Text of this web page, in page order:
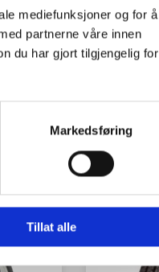
mediefunksjoner og for å
partnerne våre innen
du har gjort tilgjengelig for
Markedsføring
Tillat alle